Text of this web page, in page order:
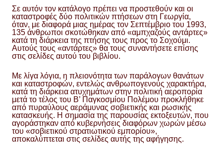
Σε αυτόν τον κατάλογο πρέπει να προστεθούν και οι
καταστροφές δύο πολιτικών πτήσεων στη Γεωργία,
όταν, με διαφορά μιας ημέρας τον Σεπτέμβριο του 1993,
135 άνθρωποι σκοτώθηκαν από «αμπχαζούς αντάρτες»
κατά τη διάρκεια της πτήσης τους προς το Σοχούμι.
Αυτούς τους «αντάρτες» θα τους συναντήσετε επίσης
στις σελίδες αυτού του βιβλίου.
Με λίγα λόγια, η πλειονότητα των παράλογων θανάτων
και καταστροφών, εντελώς ανθρωπογενούς χαρακτήρα,
κατά τη διάρκεια ατυχημάτων στην πολιτική αεροπορία
μετά το τέλος του Β’ Παγκοσμίου Πολέμου προκλήθηκε
από πυραύλους αεράμυνας σοβιετικής και ρωσικής
κατασκευής. Η σημασία της παρουσίας εκτοξευτών, που
αγοράστηκαν από κυβερνήσεις διαφόρων χωρών μέσω
του «σοβιετικού στρατιωτικού εμπορίου»,
αποκαλύπτεται στις σελίδες αυτής της αφήγησης.